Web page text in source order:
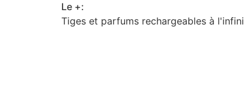
Le +:
Tiges et parfums rechargeables à l'infini